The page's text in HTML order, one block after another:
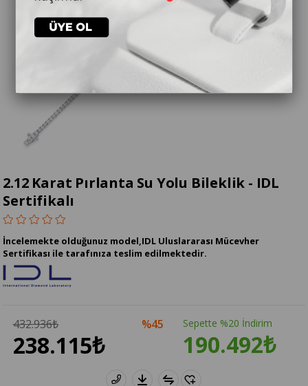
2.12 Karat Pırlanta Su Yolu Bileklik - IDL
Sertifikalı
İncelemekte olduğunuz model,IDL Uluslararası Mücevher
Sertifikası ile tarafınıza teslim edilmektedir.
432.936₺
238.115₺
45 Sepette %20 İndirim
190.492₺